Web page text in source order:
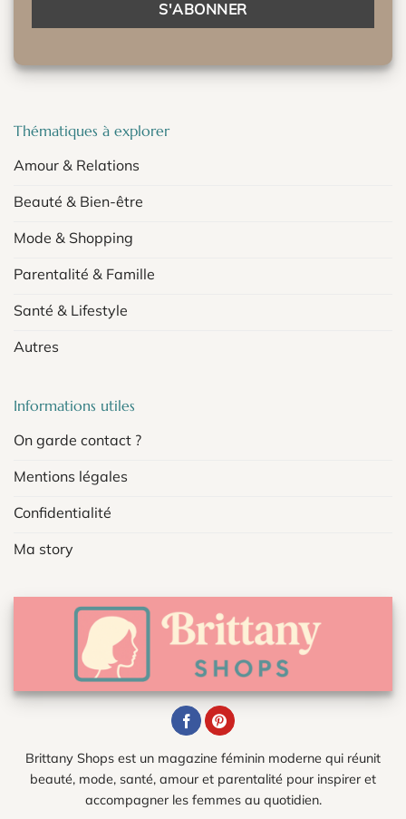
Thématiques à explorer
Amour & Relations
Beauté & Bien-être
Mode & Shopping
Parentalité & Famille
Santé & Lifestyle
Autres
Informations utiles
On garde contact ?
Mentions légales
Confidentialité
Ma story
Brittany Shops est un magazine féminin moderne qui réunit
beauté, mode, santé, amour et parentalité pour inspirer et
accompagner les femmes au quotidien.